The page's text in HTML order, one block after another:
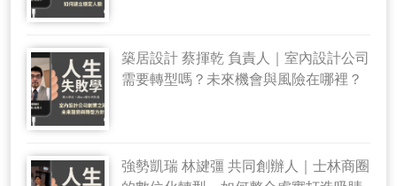
築居設計 蔡揮乾 負責人｜室內設計公司
需要轉型嗎？未來機會與風險在哪裡？
強勢凱瑞 林旔彊 共同創辦人｜士林商圈